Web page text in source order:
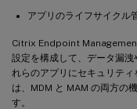
アプリのライフサイクル
Citrix Endpoint
設定を構成して、データ漏
れらのアプリにセキュリテ
は、MDM と MAM の両方の
す。